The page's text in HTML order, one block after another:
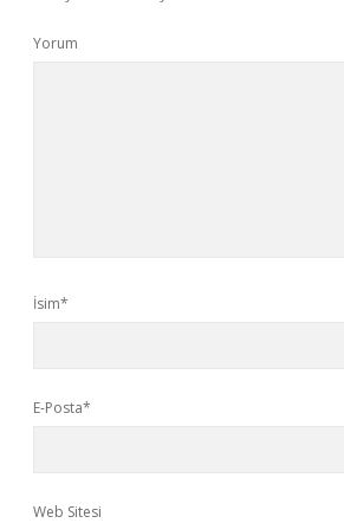
Yorum
İsim*
E-Posta*
Web Sitesi